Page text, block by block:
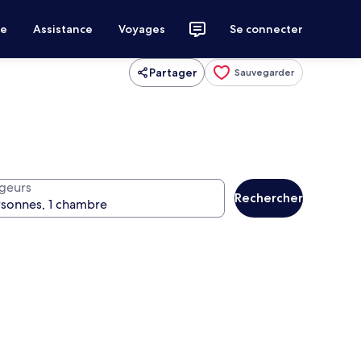
Assistance Voyages Se connecter
Partager Sauvegarder
Rechercher